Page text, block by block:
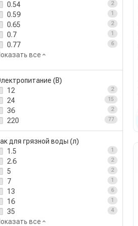
0.54 2
0.59 1
0.65 2
0.7 1
0.77 6
все
(В)
12
2
24 15
36 2
220 77
для грязной воды (л)
1.5
1
2.6 2
5 2
7 1
13 6
16 1
35 4
все